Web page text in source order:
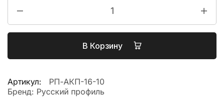
В Корзину
Артикул:
РП-АКП-16-10
Бренд: Русский профиль